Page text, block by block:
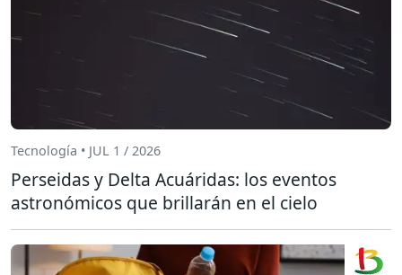
Tecnología • JUL 1 / 2026
Perseidas y Delta Acuáridas: los eventos
astronómicos que brillarán en el cielo